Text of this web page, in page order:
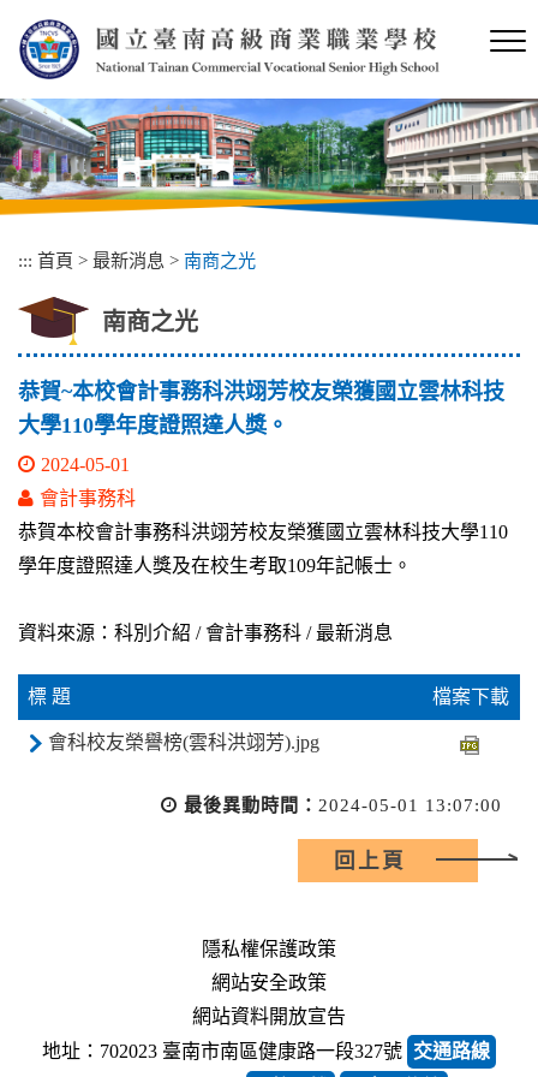
內
容
區
塊
::: 首頁 > 最新消息 > 南商之光
南商之光
恭賀~本校會計事務科洪翊芳校友榮獲國立雲林科技
大學110學年度證照達人獎。
2024-05-01
會計事務科
恭賀本校會計事務科洪翊芳校友榮獲國立雲林科技大學110
學年度證照達人獎及在校生考取109年記帳士。
資料來源：科別介紹 / 會計事務科 / 最新消息
標 題 檔案下載
會科校友榮譽榜(雲科洪翊芳).jpg
最後異動時間： 2024-05-01 13:07:00
回上頁
隱私權保護政策
網站安全政策
網站資料開放宣告
地址：702023 臺南市南區健康路一段327號 交通路線